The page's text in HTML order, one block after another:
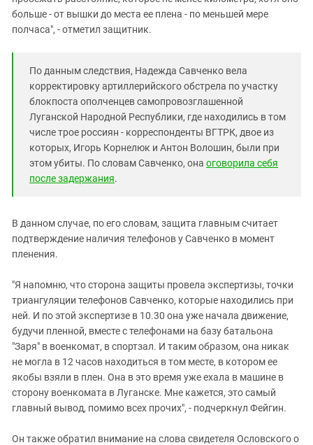
больше - от вышки до места ее плена - по меньшей мере
полчаса", - отметил защитник.
По данным следствия, Надежда Савченко вела
корректировку артиллерийского обстрела по участку
блокпоста ополченцев самопровозглашенной
Луганской Народной Республики, где находились в том
числе трое россиян - корреспонденты ВГТРК, двое из
которых, Игорь Корнелюк и Антон Волошин, были при
этом убиты. По словам Савченко, она оговорила себя
после задержания.
В данном случае, по его словам, защита главным считает
подтверждение наличия телефонов у Савченко в момент
пленения.
"Я напомню, что сторона защиты провела экспертизы, точки
триангуляции телефонов Савченко, которые находились при
ней. И по этой экспертизе в 10.30 она уже начала движение,
будучи пленной, вместе с телефонами на базу батальона
"Заря" в военкомат, в спортзал. И таким образом, она никак
не могла в 12 часов находиться в том месте, в котором ее
якобы взяли в плен. Она в это время уже ехала в машине в
сторону военкомата в Луганске. Мне кажется, это самый
главный вывод, помимо всех прочих", - подчеркнул Фейгин.
Он также обратил внимание на слова свидетеля Ословского о